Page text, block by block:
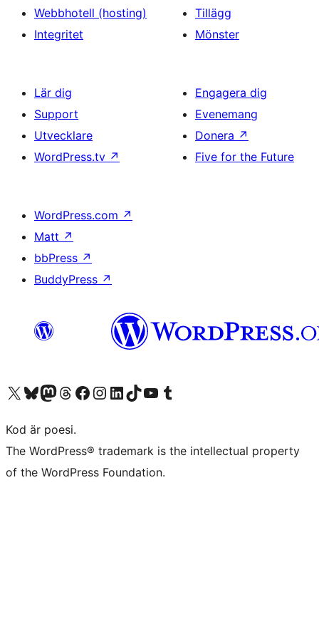
Webbhotell (hosting)
Integritet
Tillägg
Mönster
Lär dig
Support
Utvecklare
WordPress.tv ↗
Engagera dig
Evenemang
Donera ↗
Five for the Future
WordPress.com ↗
Matt ↗
bbPress ↗
BuddyPress ↗
Besök vår X-konto (f.d. Twitter)
Besök vårt Bluesky-konto
Besök vårt Mastodon-konto
Besök vårt Thread-konto
Besök vår Facebook-sidaBesök vårt Instagram-konto
Besök vårt LinkedIn-konto
Besök vårt TikTok-konto
Besök vår YouTube-kanalBesök vårt Tumblr-konto
Kod är poesi.
The WordPress® trademark is the intellectual property
of the WordPress Foundation.